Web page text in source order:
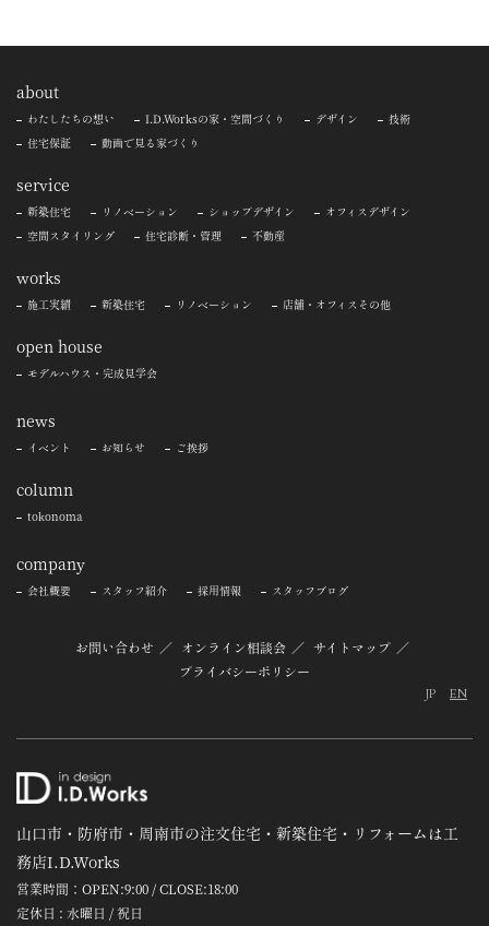
about
わたしたちの想い I.D.Worksの家・空間づくり デザイン 技術
住宅保証 動画で見る家づくり
service
新築住宅 リノベーション ショップデザイン オフィスデザイン
空間スタイリング 住宅診断・管理 不動産
works
施工実績 新築住宅 リノベーション 店舗・オフィスその他
open house
モデルハウス・完成見学会
news
イベント お知らせ ご挨拶
column
tokonoma
company
会社概要 スタッフ紹介 採用情報 スタッフブログ
お問い合わせ オンライン相談会
サイトマップ
プライバシーポリシー
JP EN
山口市・防府市・周南市の注文住宅・新築住宅・リフォームは工
務店I.D.Works
営業時間：OPEN:9:00 / CLOSE:18:00
定休日 : 水曜日 / 祝日